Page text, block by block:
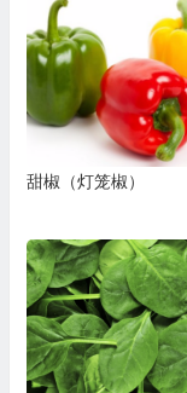
甜椒（灯笼椒）